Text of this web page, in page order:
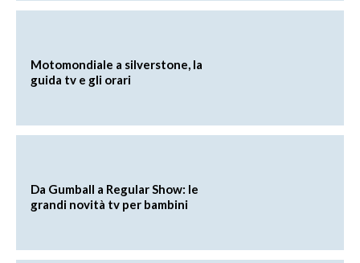
Motomondiale a silverstone, la
guida tv e gli orari
Da Gumball a Regular Show: le
grandi novità tv per bambini